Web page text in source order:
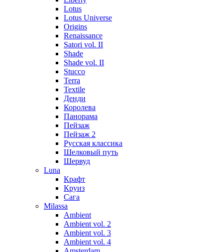
Lotus
Lotus Universe
Origins
Renaissance
Satori vol. II
Shade
Shade vol. II
Stucco
Terra
Textile
Денди
Королева
Панорама
Пейзаж
Пейзаж 2
Русская классика
Шелковый путь
Шервуд
Luna
Крафт
Круиз
Сага
Milassa
Ambient
Ambient vol. 2
Ambient vol. 3
Ambient vol. 4